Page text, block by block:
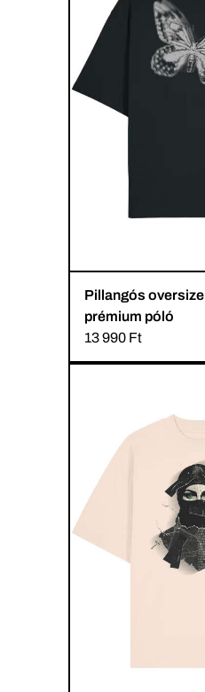
Pillangós oversize
prémium póló
13 990 Ft